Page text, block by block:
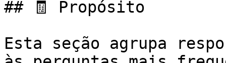
## 🧾 Propósito
Esta seção agrupa